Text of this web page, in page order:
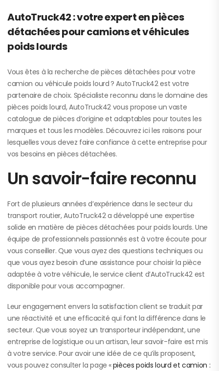
AutoTruck42 : votre expert en pièces
détachées pour camions et véhicules
poids lourds
Vous êtes à la recherche de pièces détachées pour votre
camion ou véhicule poids lourd ? AutoTruck42 est votre
partenaire de choix. Spécialiste reconnu dans le domaine des
pièces poids lourd, AutoTruck42 vous propose un vaste
catalogue de pièces d’origine et adaptables pour toutes les
marques et tous les modèles. Découvrez ici les raisons pour
lesquelles vous devez faire confiance à cette entreprise pour
vos besoins en pièces détachées.
Un savoir-faire reconnu
Fort de plusieurs années d’expérience dans le secteur du
transport routier, AutoTruck42 a développé une expertise
solide en matière de pièces détachées pour poids lourds. Une
équipe de professionnels passionnés est à votre écoute pour
vous conseiller. Que vous ayez des questions techniques ou
que vous ayez besoin d’une assistance pour choisir la pièce
adaptée à votre véhicule, le service client d’AutoTruck42 est
disponible pour vous accompagner.
Leur engagement envers la satisfaction client se traduit par
une réactivité et une efficacité qui font la différence dans le
secteur. Que vous soyez un transporteur indépendant, une
entreprise de logistique ou un artisan, leur savoir-faire est mis
à votre service. Pour avoir une idée de ce qu’ils proposent,
vous pouvez consulter la page «pièces poids lourd et camion :